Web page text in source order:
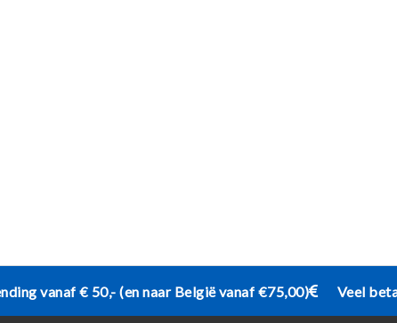
vanaf € 50,- (en naar België vanaf €75,00) Veel